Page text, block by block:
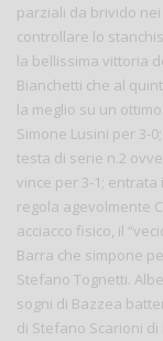
parziali da brivido nei
controllare lo
la bellissima vittoria
Bianchetti che al
la meglio su un
Simone Lusini per 3-
testa di serie n.2
vince per 3-1;
regola agevolmente
acciacco fisico, il
Barra che simpone
Stefano Tognetti.
sogni di Bazzea
di Stefano Scarioni